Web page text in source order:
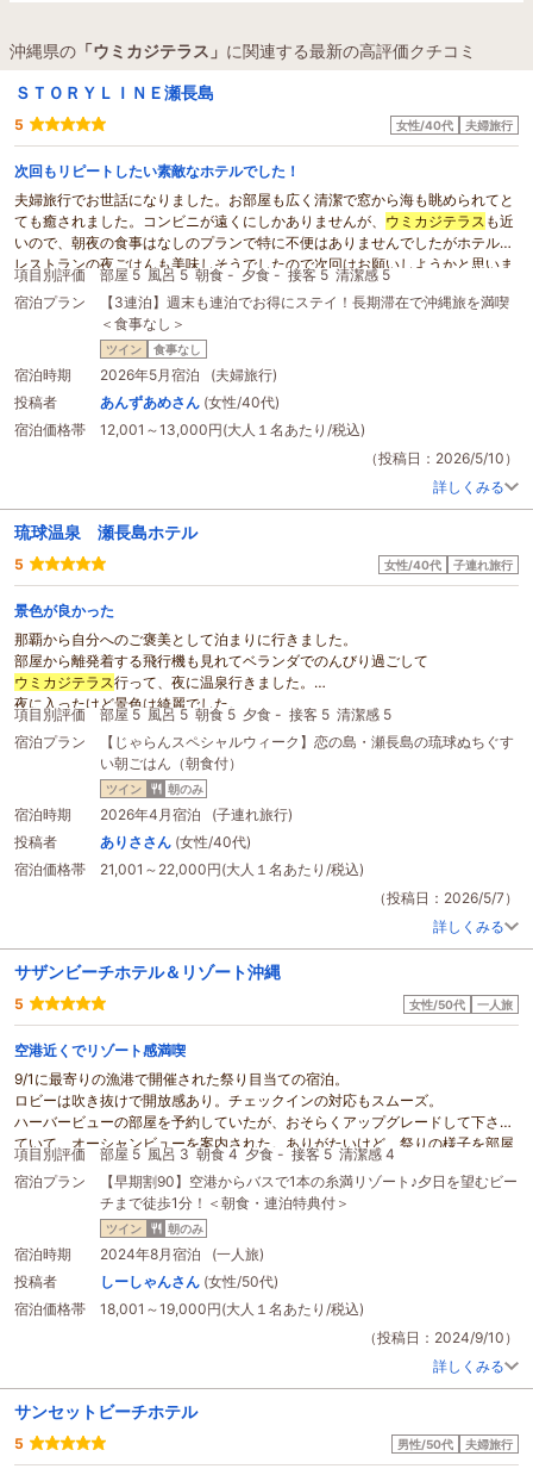
沖縄県の 「ウミカジテラス」 に関連する最新の高評価クチコミ
ＳＴＯＲＹＬＩＮＥ瀬長島
5 女性/40代 夫婦旅行
次回もリピートしたい素敵なホテルでした！
夫婦旅行でお世話になりました。お部屋も広く清潔で窓から海も眺められてと
ても癒されました。コンビニが遠くにしかありませんが、 ウミカジテラス も近
いので、朝夜の食事はなしのプランで特に不便はありませんでしたがホテルの
レストランの夜ごはんも美味しそうでしたので次回はお願いしようかと思いま
す。ラウンジでの飲み物が頂けるのは本当に良かったです。特にデカフェのコ
ーヒーがあったのは助かりました。夜の時間に提供されていた、沖縄黒糖の梅
酒がとても美味しくてお土産やさんで探して同じ物をお土産に買って帰りまし
た^_^入るか分からないけど一応持参した水着ですが、脚の疲れが違うと思った
ら温水プールではなく天然温泉プールだったようで毎日利用させて頂きまし
た！眺めも素晴らしく身体も癒されて最高でした。フィットネスルームも雨で
ランニングできない朝に利用させて頂きました。有料ですが洗濯も出来るし本
当にすべてにおいて快適で次回もノンビリしたい夫婦旅行の際に利用させて頂
きたいと思います。お世話になりありがとうございました。
項目別評価 部屋 5 風呂 5 朝食 - 夕食 - 接客 5 清潔感 5
宿泊プラン
【3連泊】週末も連泊でお得にステイ！長期滞在で沖縄旅を満喫
＜食事なし＞
ツイン 食事なし
宿泊時期
2026年5月宿泊 (夫婦旅行)
投稿者
あんずあめさん (女性/40代)
宿泊価格帯
12,001～13,000円(大人１名あたり/税込)
（投稿日：2026/5/10）
詳しくみる
琉球温泉 瀬長島ホテル
5 女性/40代 子連れ旅行
景色が良かった
那覇から自分へのご褒美として泊まりに行きました。
部屋から離発着する飛行機も見れてベランダでのんびり過ごして
ウミカジテラス行って、夜に温泉行きました。
夜に入ったけど景色は綺麗でした。
次行く時はお昼に行きたいです～
少し早く着いてしまったけど、スタッフさんも親切にして頂きました。
あとはアメニティが豊富で嬉しかった～
お部屋のお風呂にも入りたいし、温泉も行きたいし…
1泊では足りませんでした…
次は2泊してもっと満喫したいと思います。
朝食もサイコーでした！！
項目別評価 部屋 5 風呂 5 朝食 5 夕食 - 接客 5 清潔感 5
宿泊プラン
【じゃらんスペシャルウィーク】恋の島・瀬長島の琉球ぬちぐす
い朝ごはん（朝食付）
ツイン 朝のみ
宿泊時期
2026年4月宿泊 (子連れ旅行)
投稿者
ありささん (女性/40代)
宿泊価格帯
21,001～22,000円(大人１名あたり/税込)
（投稿日：2026/5/7）
詳しくみる
サザンビーチホテル＆リゾート沖縄
5 女性/50代 一人旅
空港近くでリゾート感満喫
9/1に最寄りの漁港で開催された祭り目当ての宿泊。
ロビーは吹き抜けで開放感あり。チェックインの対応もスムーズ。
ハーバービューの部屋を予約していたが、おそらくアップグレードして下さっ
ていて、オーシャンビューを案内された。ありがたいけど、祭りの様子を部屋
からも見れるかな、と期待してハーバービューにしていたので、わがままを言
って翌日から部屋移動させて頂く事に。
おかげで一度の宿泊でオーシャンビューとハーバービューの両方楽しめてしま
いました。ありがとうございます♪
7階のお部屋はとてもゆったりしていて気持ち良く過ごせました。
オーシャンビューからは目の前に広がる美しい海と沈みゆく夕陽を眺め、ハー
バービューからは昇る朝日と漁港や街の風景を楽しめました。
設備面では経年劣化が否めないところはありますが、清掃や手入れは充分され
また泊まる機会があったら、予定を詰め込まず一日中ボーっとベランダで景色
今回、車を使わない一人旅だったので、移動手段は路線バスのウミカジライナ
ーがメイン。本数はさほど多く無いものの、道の駅やアウトレット、
テラスなど主要な観光施設を廻るので便利です。
また、ホテルがシェアサイクル(バイクシェア)のポートになっているので、サ
項目別評価 部屋 5 風呂 3 朝食 4 夕食 - 接客 5 清潔感 4
宿泊プラン
【早期割90】空港からバスで1本の糸満リゾート♪夕日を望むビー
チまで徒歩1分！＜朝食・連泊特典付＞
ツイン 朝のみ
宿泊時期
2024年8月宿泊 (一人旅)
投稿者
しーしゃんさん (女性/50代)
宿泊価格帯
18,001～19,000円(大人１名あたり/税込)
（投稿日：2024/9/10）
詳しくみる
サンセットビーチホテル
5 男性/50代 夫婦旅行